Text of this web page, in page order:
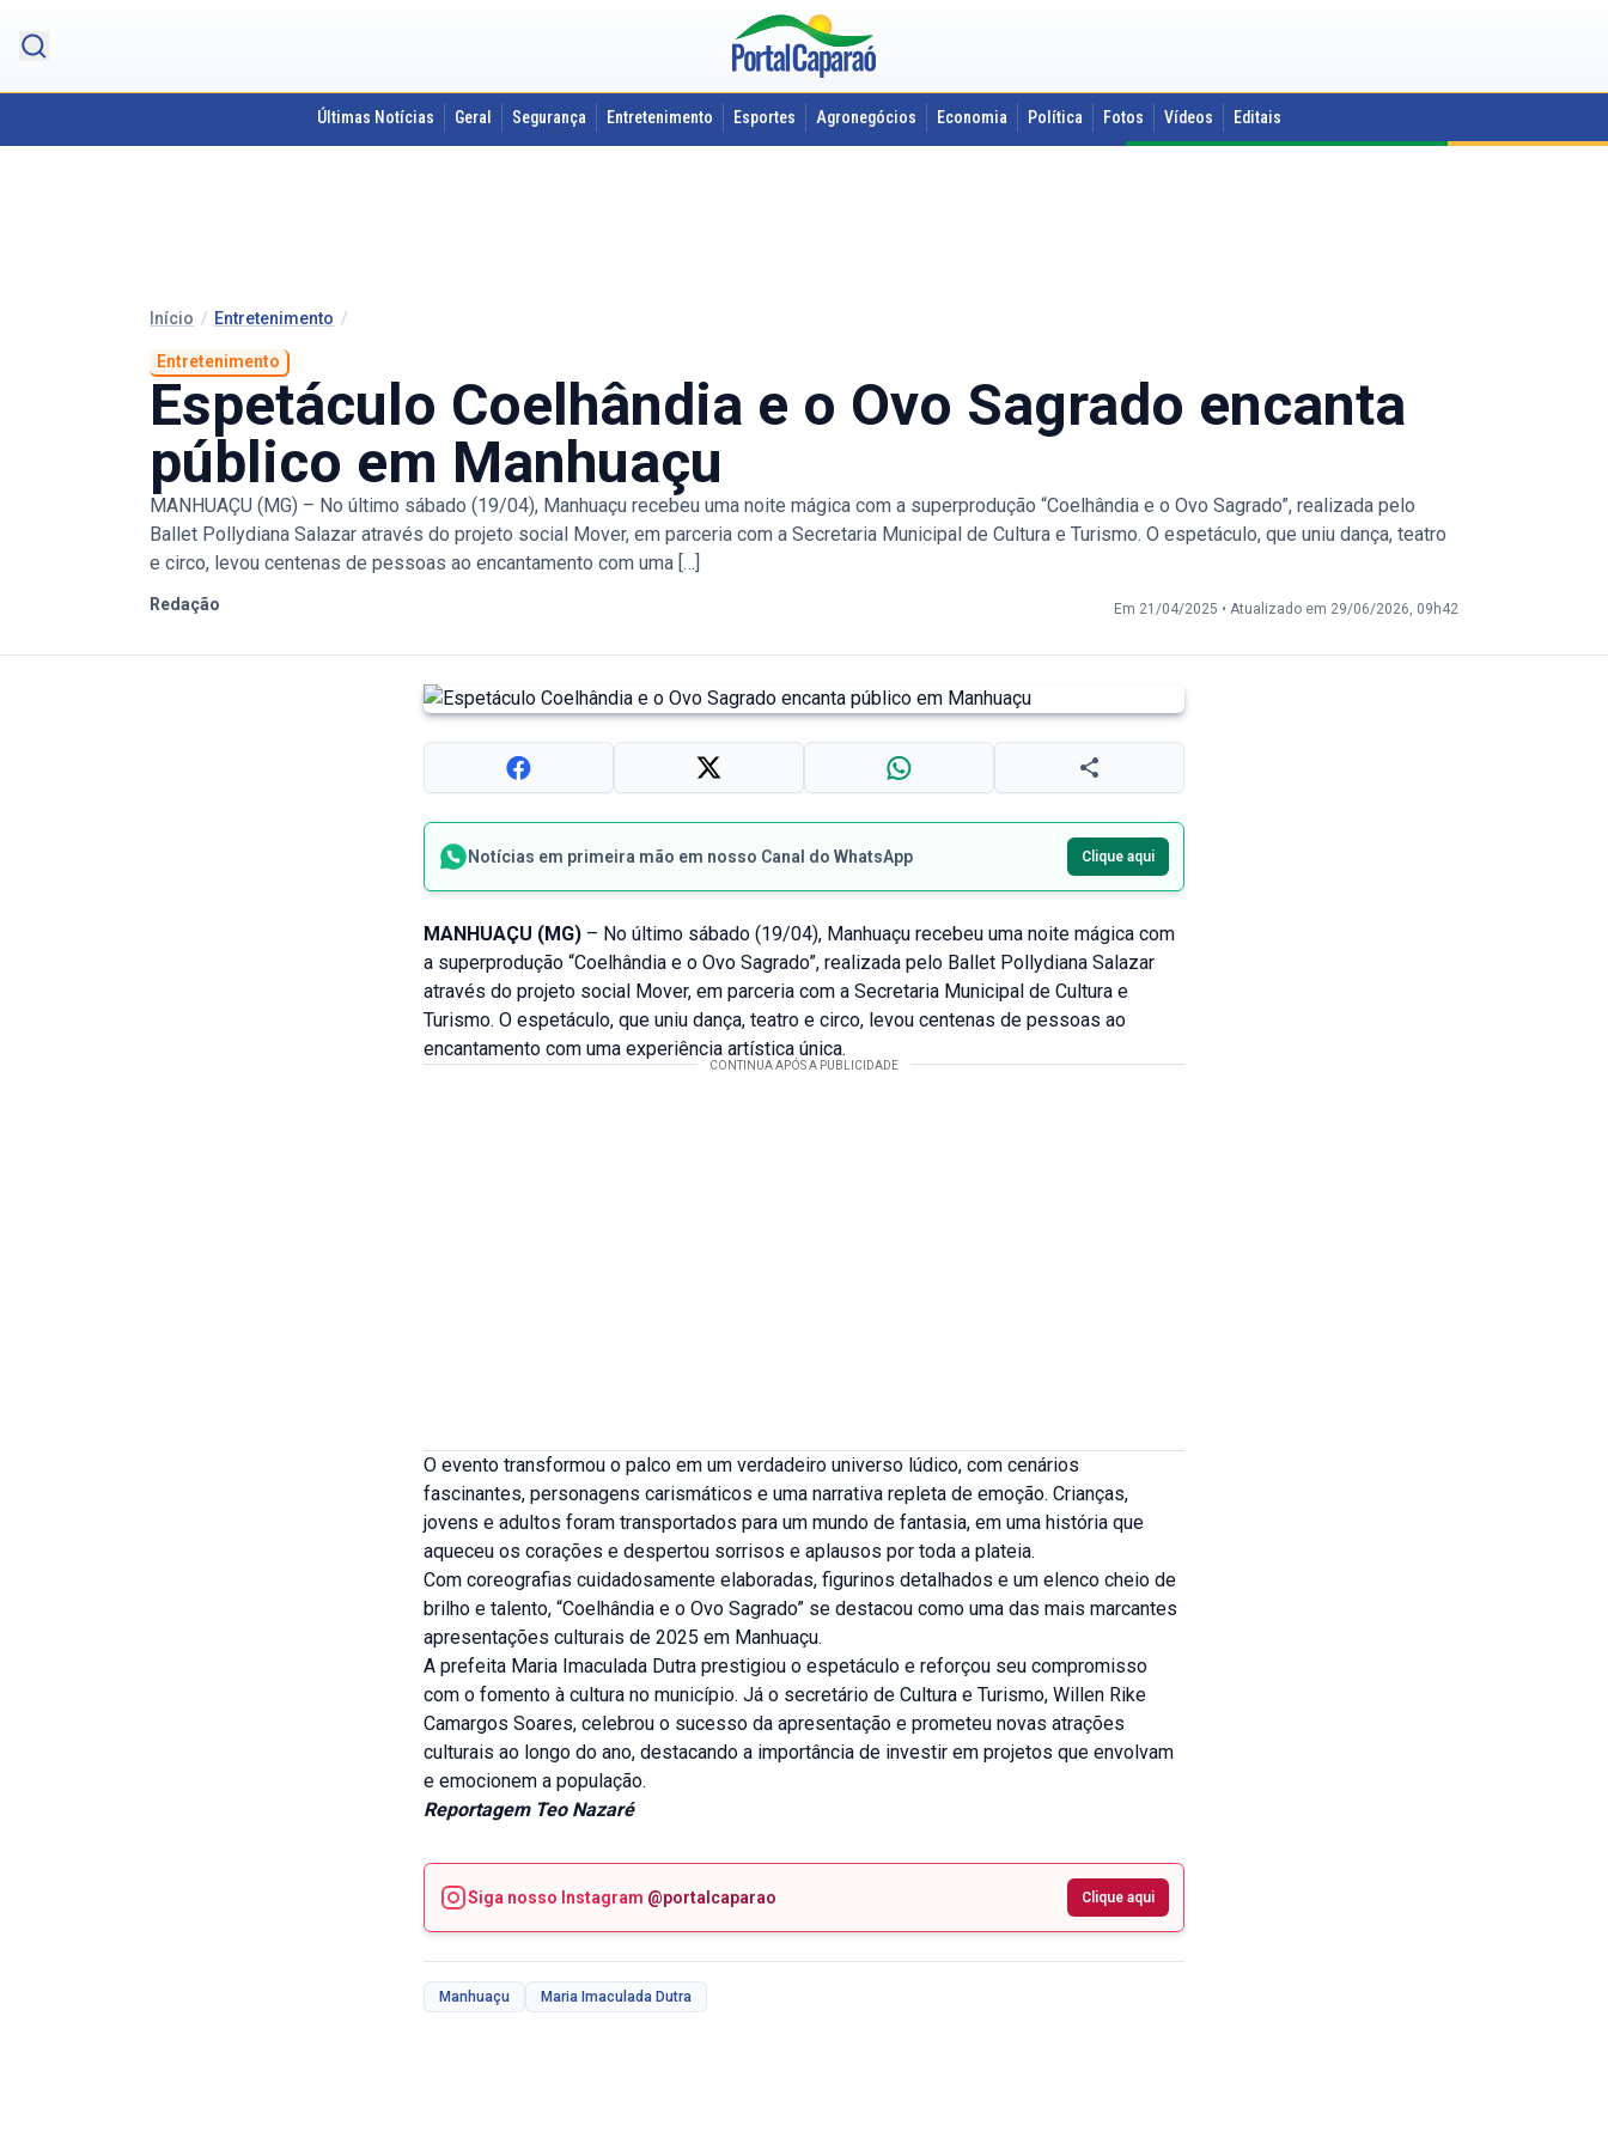
Últimas Notícias Geral Segurança Entretenimento Esportes Agronegócios Economia Política Fotos Vídeos Editais
Início / Entretenimento /
Entretenimento
Espetáculo Coelhândia e o Ovo Sagrado encanta
público em Manhuaçu
MANHUAÇU (MG) – No último sábado (19/04), Manhuaçu recebeu uma noite mágica com a superprodução “Coelhândia e o Ovo Sagrado”, realizada pelo
Ballet Pollydiana Salazar através do projeto social Mover, em parceria com a Secretaria Municipal de Cultura e Turismo. O espetáculo, que uniu dança, teatro
e circo, levou centenas de pessoas ao encantamento com uma […]
Redação Em 21/04/2025 • Atualizado em 29/06/2026, 09h42
Notícias em primeira mão em nosso Canal do WhatsApp Clique aqui
MANHUAÇU (MG)– No último sábado (19/04), Manhuaçu recebeu uma noite mágica com
a superprodução “Coelhândia e o Ovo Sagrado”, realizada pelo Ballet Pollydiana Salazar
através do projeto social Mover, em parceria com a Secretaria Municipal de Cultura e
Turismo. O espetáculo, que uniu dança, teatro e circo, levou centenas de pessoas ao
encantamento com uma experiência artística única.
O evento transformou o palco em um verdadeiro universo lúdico, com cenários
fascinantes, personagens carismáticos e uma narrativa repleta de emoção. Crianças,
jovens e adultos foram transportados para um mundo de fantasia, em uma história que
aqueceu os corações e despertou sorrisos e aplausos por toda a plateia.
Com coreografias cuidadosamente elaboradas, figurinos detalhados e um elenco cheio de
brilho e talento, “Coelhândia e o Ovo Sagrado” se destacou como uma das mais marcantes
apresentações culturais de 2025 em Manhuaçu.
A prefeita Maria Imaculada Dutra prestigiou o espetáculo e reforçou seu compromisso
com o fomento à cultura no município. Já o secretário de Cultura e Turismo, Willen Rike
Camargos Soares, celebrou o sucesso da apresentação e prometeu novas atrações
culturais ao longo do ano, destacando a importância de investir em projetos que envolvam
e emocionem a população.
Reportagem Teo Nazaré
Siga nosso Instagram @portalcaparao Clique aqui
Manhuaçu Maria Imaculada Dutra